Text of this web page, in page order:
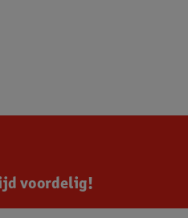
voordelig!